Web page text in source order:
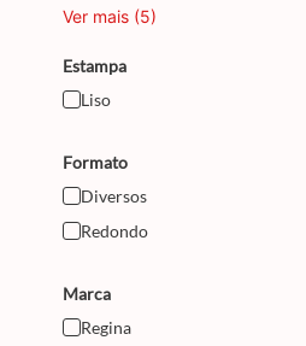
Ver mais (5)
Estampa
Liso
Formato
Diversos
Redondo
Marca
Regina